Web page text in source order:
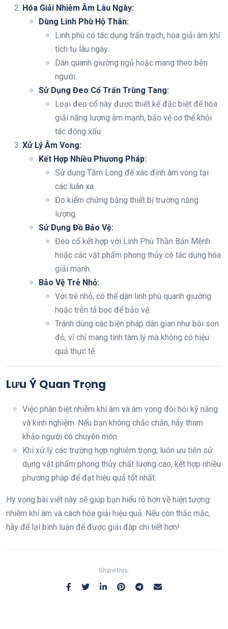
Hóa Giải Nhiễm Âm Lâu Ngày:
Dùng Linh Phù Hộ Thân:
Linh phù có tác dụng trấn trạch, hóa giải âm khí
tích tụ lâu ngày.
Dán quanh giường ngủ hoặc mang theo bên
người.
Sử Dụng Đeo Cổ Trấn Trùng Tang:
Loại đeo cổ này được thiết kế đặc biệt để hóa
giải năng lượng âm mạnh, bảo vệ cơ thể khỏi
tác động xấu.
Xử Lý Âm Vong:
Kết Hợp Nhiều Phương Pháp:
Sử dụng Tầm Long để xác định âm vong tại
các luân xa.
Đo kiểm chứng bằng thiết bị trường năng
lượng.
Sử Dụng Đồ Bảo Vệ:
Đeo cổ kết hợp với Linh Phù Thần Bản Mệnh
hoặc các vật phẩm phong thủy có tác dụng hóa
giải mạnh.
Bảo Vệ Trẻ Nhỏ:
Với trẻ nhỏ, có thể dán linh phù quanh giường
hoặc trên tã bọc để bảo vệ.
Tránh dùng các biện pháp dân gian như bôi son
đỏ, vì chỉ mang tính tâm lý mà không có hiệu
quả thực tế.
Lưu Ý Quan Trọng
Việc phân biệt nhiễm khí âm và âm vong đòi hỏi kỹ năng
và kinh nghiệm. Nếu bạn không chắc chắn, hãy tham
khảo người có chuyên môn.
Khi xử lý các trường hợp nghiêm trọng, luôn ưu tiên sử
dụng vật phẩm phong thủy chất lượng cao, kết hợp nhiều
phương pháp để đạt hiệu quả tốt nhất.
Hy vọng bài viết này sẽ giúp bạn hiểu rõ hơn về hiện tượng
nhiễm khí âm và cách hóa giải hiệu quả. Nếu còn thắc mắc,
hãy để lại bình luận để được giải đáp chi tiết hơn!
Share this: